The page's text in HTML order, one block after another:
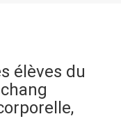
élèves du